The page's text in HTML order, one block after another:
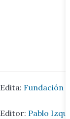
Edita: Fundación
Editor: Pablo